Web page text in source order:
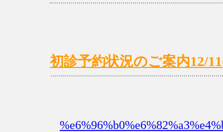
初診予約状況のご案内12/